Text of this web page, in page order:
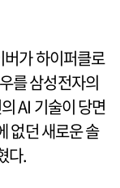
버가 하이퍼클로
를 삼성전자의
AI 기술이 당면
없던 새로운 솔
다.